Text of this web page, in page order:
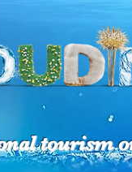
tourism